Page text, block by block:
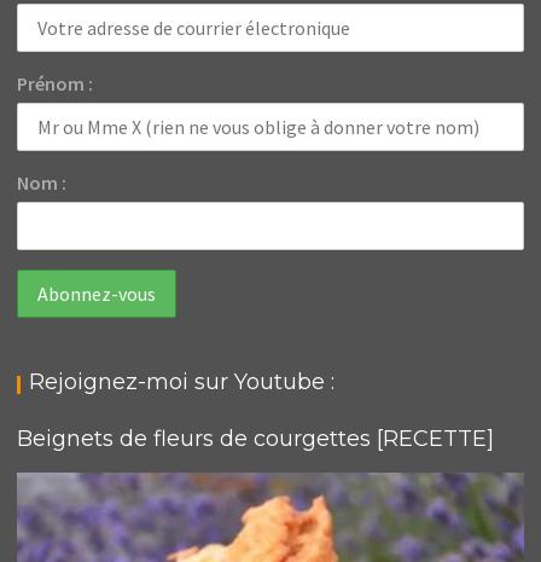
Prénom :
Nom :
Rejoignez-moi sur Youtube :
Beignets de fleurs de courgettes [RECETTE]